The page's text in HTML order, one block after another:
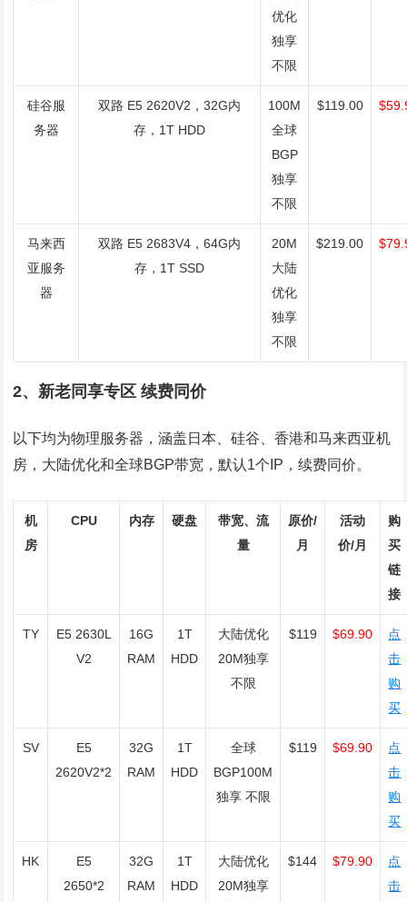
优化
独享
不限
硅谷服
务器
双路 E5 2620V2，32G内
存，1T HDD
100M
全球
BGP
独享
不限
$119.00
马来西
亚服务
器
双路 E5 2683V4，64G内
存，1T SSD
20M
大陆
优化
独享
不限
$219.00
2、新老同享专区 续费同价
以下均为物理服务器，涵盖日本、硅谷、香港和马来西亚机
房，大陆优化和全球BGP带宽，默认1个IP，续费同价。
机
房
CPU 内存 硬盘
带宽、流
量
原价/
月
活动
价/月
购
买
链
接
TY
E5 2630L
V2
16G
RAM
1T
HDD
大陆优化
20M独享
不限
$119 $69.90
点
击
购
买
SV
E5
2620V2*2
32G
RAM
1T
HDD
全球
BGP100M
独享 不限
$119 $69.90
点
击
购
买
HK
E5
2650*2
32G
RAM
1T
HDD
大陆优化
20M独享
$144 $79.90
点
击